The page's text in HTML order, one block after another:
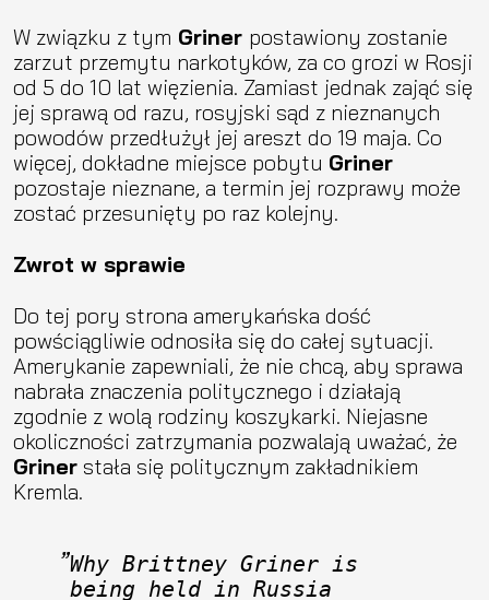
W związku z tym Griner postawiony zostanie
zarzut przemytu narkotyków, za co grozi w Rosji
od 5 do 10 lat więzienia. Zamiast jednak zająć się
jej sprawą od razu, rosyjski sąd z nieznanych
powodów przedłużył jej areszt do 19 maja. Co
więcej, dokładne miejsce pobytu Griner
pozostaje nieznane, a termin jej rozprawy może
zostać przesunięty po raz kolejny.
Zwrot w sprawie
Do tej pory strona amerykańska dość
powściągliwie odnosiła się do całej sytuacji.
Amerykanie zapewniali, że nie chcą, aby sprawa
nabrała znaczenia politycznego i działają
zgodnie z wolą rodziny koszykarki. Niejasne
okoliczności zatrzymania pozwalają uważać, że
Griner stała się politycznym zakładnikiem
Kremla.
Why Brittney Griner is